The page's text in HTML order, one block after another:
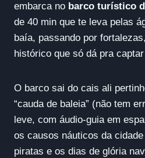
embarca no barco turístico
de 40 min que te leva pelas
baía, passando por
histórico que só dá pra
O barco sai do cais ali
“cauda de baleia” (não tem
leve, com áudio-guia em
os causos náuticos da
piratas e os dias de glória